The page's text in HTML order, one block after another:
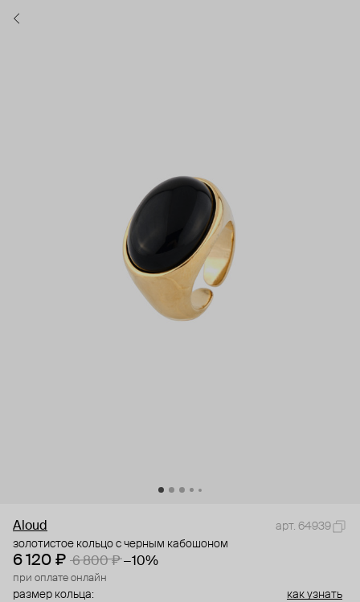
Aloud
арт. 64939
золотистое кольцо с черным кабошоном
6 120 ₽ 6 800 ₽ −10%
при оплате онлайн
размер кольца: как узнать